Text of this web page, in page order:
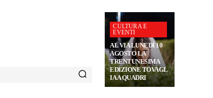
CULTURA E
EVENTI
AL VIA LUNEDÌ 10
AGOSTO LA
TRENTUNESIMA
EDIZIONE TOVAGL
IA A QUADRI